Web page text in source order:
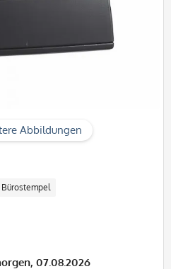
Abbildungen
Bürostempel
07.08.2026